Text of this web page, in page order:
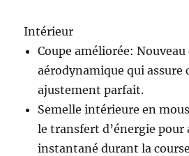
Intérieur
Coupe améliorée: Nouveau
aérodynamique qui assure
ajustement parfait.
Semelle intérieure en
le transfert d’énergie pour
instantané durant la